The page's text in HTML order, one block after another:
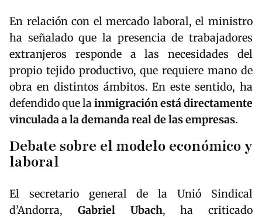
En relación con el mercado laboral, el ministro
ha señalado que la presencia de trabajadores
extranjeros responde a las necesidades del
propio tejido productivo, que requiere mano de
obra en distintos ámbitos. En este sentido, ha
defendido que lainmigración está directamente
vinculada a la demanda real de las empresas.
Debate sobre el modelo económico y
laboral
El secretario general de la Unió Sindical
d’Andorra, Gabriel Ubach, ha criticado